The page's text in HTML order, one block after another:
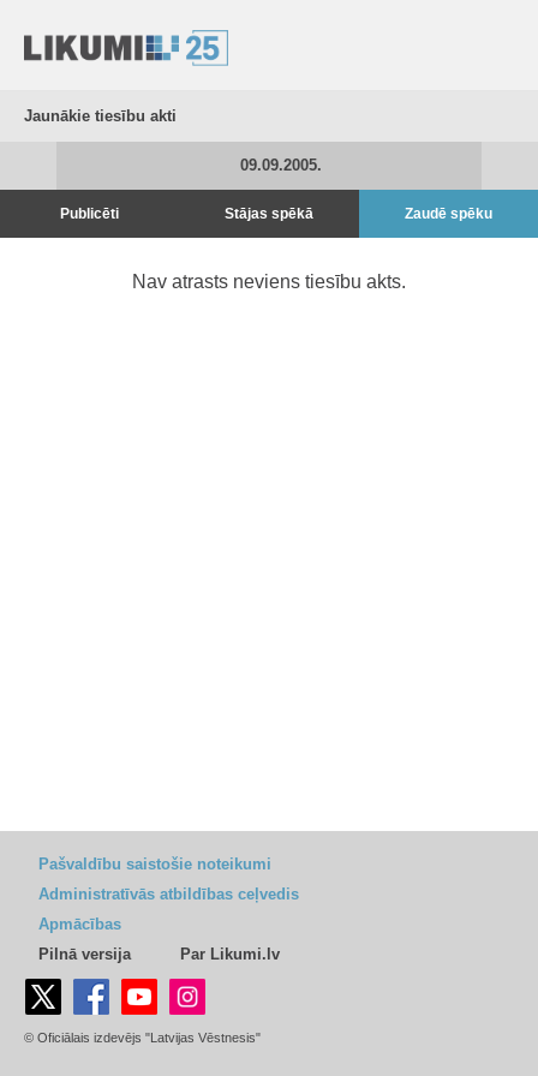
Jaunākie tiesību akti
09.09.2005.
Publicēti Stājas spēkā Zaudē spēku
Nav atrasts neviens tiesību akts.
Pašvaldību saistošie noteikumi
Administratīvās atbildības ceļvedis
Apmācības
Pilnā versija
Par Likumi.lv
© Oficiālais izdevējs "Latvijas Vēstnesis"